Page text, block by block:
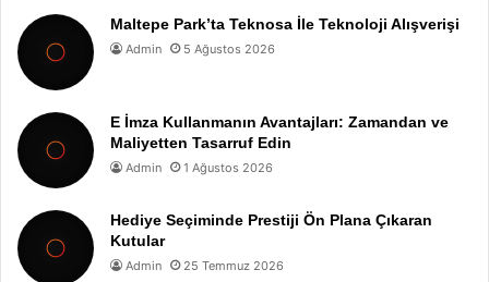
Maltepe Park’ta Teknosa İle Teknoloji Alışverişi
Admin 5 Ağustos 2026
E İmza Kullanmanın Avantajları: Zamandan ve
Maliyetten Tasarruf Edin
Admin 1 Ağustos 2026
Hediye Seçiminde Prestiji Ön Plana Çıkaran
Kutular
Admin 25 Temmuz 2026